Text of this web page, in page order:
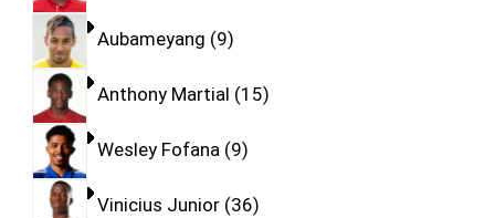
Aubameyang 9
Anthony Martial 15
Wesley Fofana 9
Vinicius Junior 36